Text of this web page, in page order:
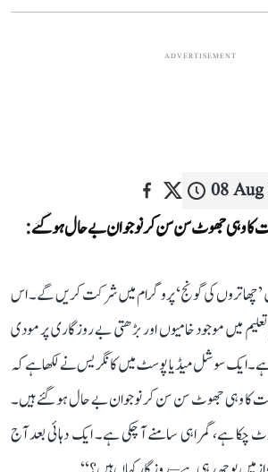
ADVERTISEMENT
08
وہی جھوٹ سن سن کر نوجوان بے حال ہو گئے:
’چھاتروں کی گونج‘ پروگرام میں شرکت کریں گے۔ اس
میں موجود خامیوں اور بڑھتی بے روزگاری پر مودی
ہے۔ ایک سوشل میڈیا پوسٹ میں کانگریس نے لکھا ہے کہ
کا وہی جھوٹ سن سن کر نوجوان بے حال ہو گئے ہیں۔
ہے، گمراہی سامنے آ چکی ہے۔ ایک دہائی بعد آج